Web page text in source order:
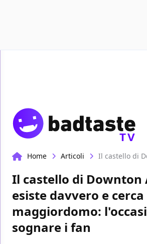
TV
Home Articoli
Il castello di Downton
esiste davvero e
maggiordomo:
sognare i fan